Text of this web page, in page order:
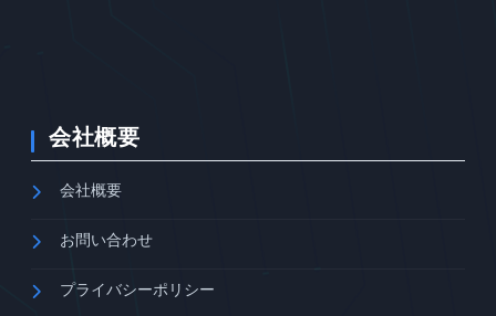
会社概要
会社概要
お問い合わせ
プライバシーポリシー